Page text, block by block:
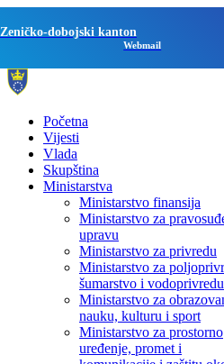
Zeničko-dobojski kanton
Webmail
Početna
Vijesti
Vlada
Skupština
Ministarstva
Ministarstvo finansija
Ministarstvo za
upravu
Ministarstvo za privredu
Ministarstvo za
šumarstvo i vodoprivredu
Ministarstvo za
nauku, kulturu i sport
Ministarstvo za prostorno
uređenje, promet i